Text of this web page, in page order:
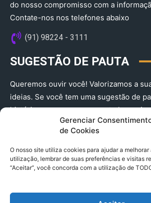
Gerenciar
de Cookies
O nosso site utiliza cookies para ajudar a
utilização, lembrar de suas preferências e visitas
“Aceitar”, você concorda com a utilização de
do nosso compromisso com a
Contate-nos nos telefones abaixo
(91) 98224 - 3111
SUGESTÃO DE PAUTA
Queremos ouvir você! Valorizamos a
ideias. Se você tem uma sugestão de
história que merece ser contada,
(91) 98224 - 3111